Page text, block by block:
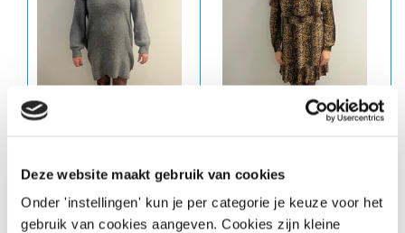
Deze website maakt gebruik van cookies
Onder 'instellingen' kun je per categorie je keuze voor het
gebruik van cookies aangeven. Cookies zijn kleine
Voor Na